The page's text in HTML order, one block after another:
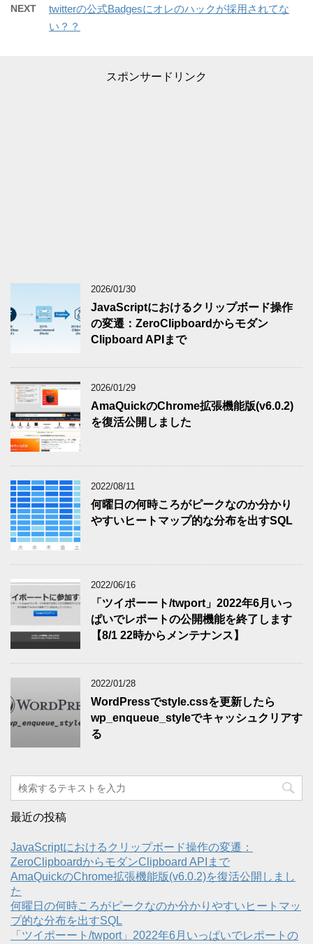
NEXT
twitterの公式Badgesにオレのハックが採用されてな
い？？
スポンサードリンク
2026/01/30
JavaScriptにおけるクリップボード操作
の変遷：ZeroClipboardからモダン
Clipboard APIまで
2026/01/29
AmaQuickのChrome拡張機能版(v6.0.2)
を復活公開しました
2022/08/11
何曜日の何時ころがピークなのか分かり
やすいヒートマップ的な分布を出すSQL
2022/06/16
「ツイポーート/twport」2022年6月いっ
ぱいでレポートの公開機能を終了します
【8/1 22時からメンテナンス】
2022/01/28
WordPressでstyle.cssを更新したら
wp_enqueue_styleでキャッシュクリアす
る
最近の投稿
JavaScriptにおけるクリップボード操作の変遷：
ZeroClipboardからモダンClipboard APIまで
AmaQuickのChrome拡張機能版(v6.0.2)を復活公開しまし
た
何曜日の何時ころがピークなのか分かりやすいヒートマッ
プ的な分布を出すSQL
「ツイポーート/twport」2022年6月いっぱいでレポートの